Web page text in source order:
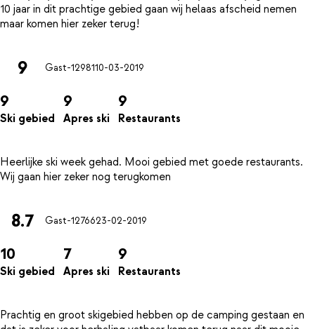
10 jaar in dit prachtige gebied gaan wij helaas afscheid nemen
9 Gast-1298110-03-2019
9
Ski gebied
9
Apres ski
9
Restaurants
Heerlijke ski week gehad. Mooi gebied met goede restaurants.
8.7 Gast-1276623-02-2019
10
Ski gebied
7
Apres ski
9
Restaurants
Prachtig en groot skigebied hebben op de camping gestaan en